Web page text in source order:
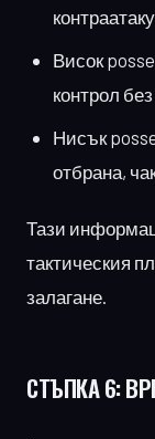
Висок
контрол
Нисък
отбрана,
Тази
тактическия
залагане.
СТЪПКА 6: